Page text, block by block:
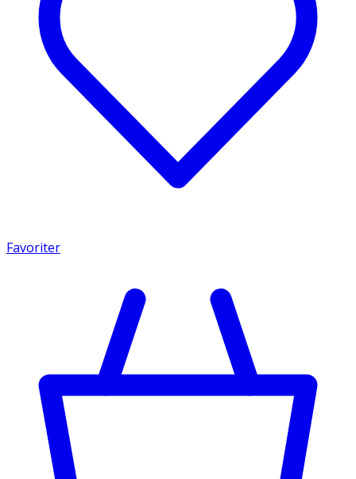
Favoriter